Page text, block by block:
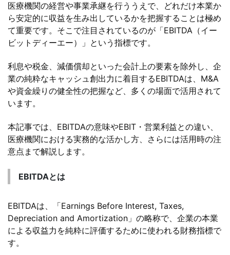
医療機関の経営や事業承継を行ううえで、どれだけ本業か
ら安定的に収益を生み出しているかを把握することは極め
て重要です。そこで注目されているのが「EBITDA（イー
ビットディーエー）」という指標です。
利息や税金、減価償却といった会計上の要素を除外し、企
業の純粋なキャッシュ創出力に着目するEBITDAは、M&A
や資金繰りの健全性の把握など、多くの場面で活用されて
います。
本記事では、EBITDAの意味やEBIT・営業利益との違い、
医療機関における実務的な活かし方、さらには活用時の注
意点まで解説します。
EBITDAとは
EBITDAは、「Earnings Before Interest, Taxes,
Depreciation and Amortization」の略称で、企業の本業
による収益力を純粋に評価するために使われる財務指標で
す。